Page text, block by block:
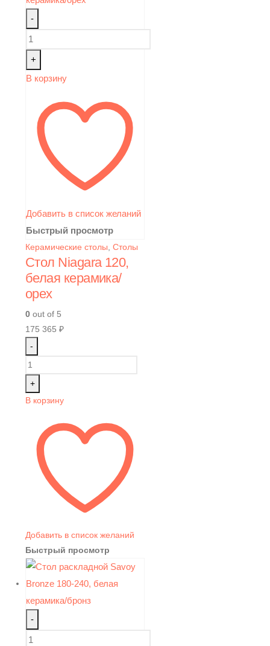
-
+
В корзину
Добавить в список желаний
Быстрый просмотр
Керамические столы Столы
Стол Niagara 120,
белая керамика/
орех
0 out of 5
175 365 ₽
-
+
В корзину
Добавить в список желаний
Быстрый просмотр
-